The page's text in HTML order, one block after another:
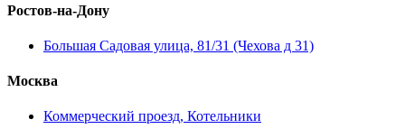
Ростов-на-Дону
Большая Садовая улица, 81/31 (Чехова д 31)
Москва
Коммерческий проезд, Котельники